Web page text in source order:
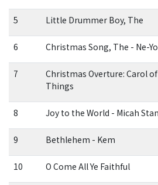
5 Little Drummer Boy, The
6 Christmas Song, The - Ne-Yo
7
Christmas Overture: Carol
Things
8 Joy to the World - Micah
9 Bethlehem - Kem
10 O Come All Ye Faithful